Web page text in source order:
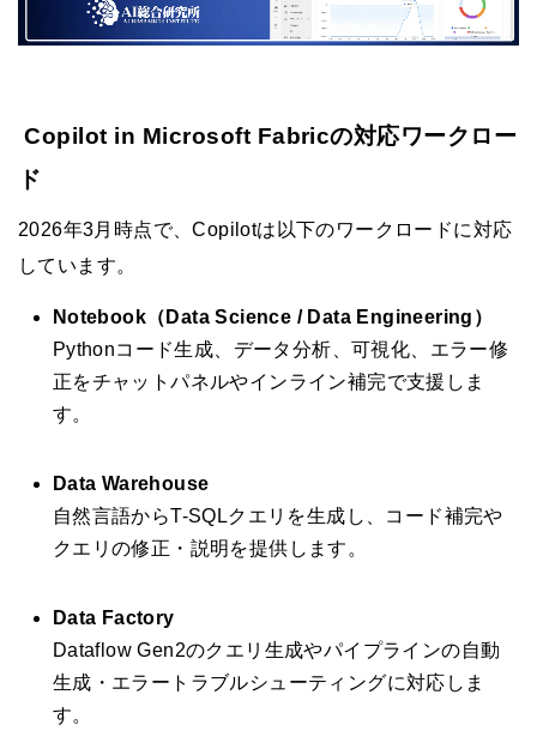
Copilot in Microsoft Fabricの対応ワークロー
ド
2026年3月時点で、Copilotは以下のワークロードに対応
しています。
Notebook（Data Science / Data Engineering）
Pythonコード生成、データ分析、可視化、エラー修
正をチャットパネルやインライン補完で支援しま
す。
Data Warehouse
自然言語からT-SQLクエリを生成し、コード補完や
クエリの修正・説明を提供します。
Data Factory
Dataflow Gen2のクエリ生成やパイプラインの自動
生成・エラートラブルシューティングに対応しま
す。